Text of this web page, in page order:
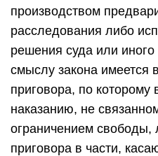
производством
расследования либо
решения суда или иного
смыслу закона имеется
приговора, по
наказанию, не
ограничением свободы,
приговора в части,